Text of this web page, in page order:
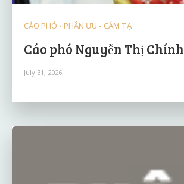
CÁO PHÓ - PHÂN ƯU - CẢM TẠ
Cáo phó Nguyễn Thị Chính
July 31, 2026